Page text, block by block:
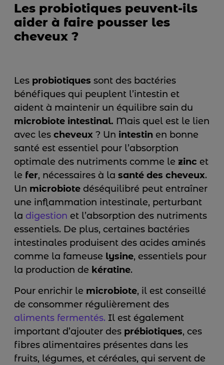
Les probiotiques peuvent-ils
aider à faire pousser les
cheveux ?
Les probiotiques sont des bactéries
bénéfiques qui peuplent l’intestin et
aident à maintenir un équilibre sain du
microbiote intestinal. Mais quel est le lien
avec les cheveux ? Un intestin en bonne
santé est essentiel pour l’absorption
optimale des nutriments comme le zinc et
le fer, nécessaires à la santé des cheveux.
Un microbiote déséquilibré peut entraîner
une inflammation intestinale, perturbant
la digestion et l’absorption des nutriments
essentiels. De plus, certaines bactéries
intestinales produisent des acides aminés
comme la fameuse lysine, essentiels pour
la production de kératine.
Pour enrichir le microbiote, il est conseillé
de consommer régulièrement des
aliments fermentés. Il est également
important d’ajouter des prébiotiques, ces
fibres alimentaires présentes dans les
fruits, légumes, et céréales, qui servent de